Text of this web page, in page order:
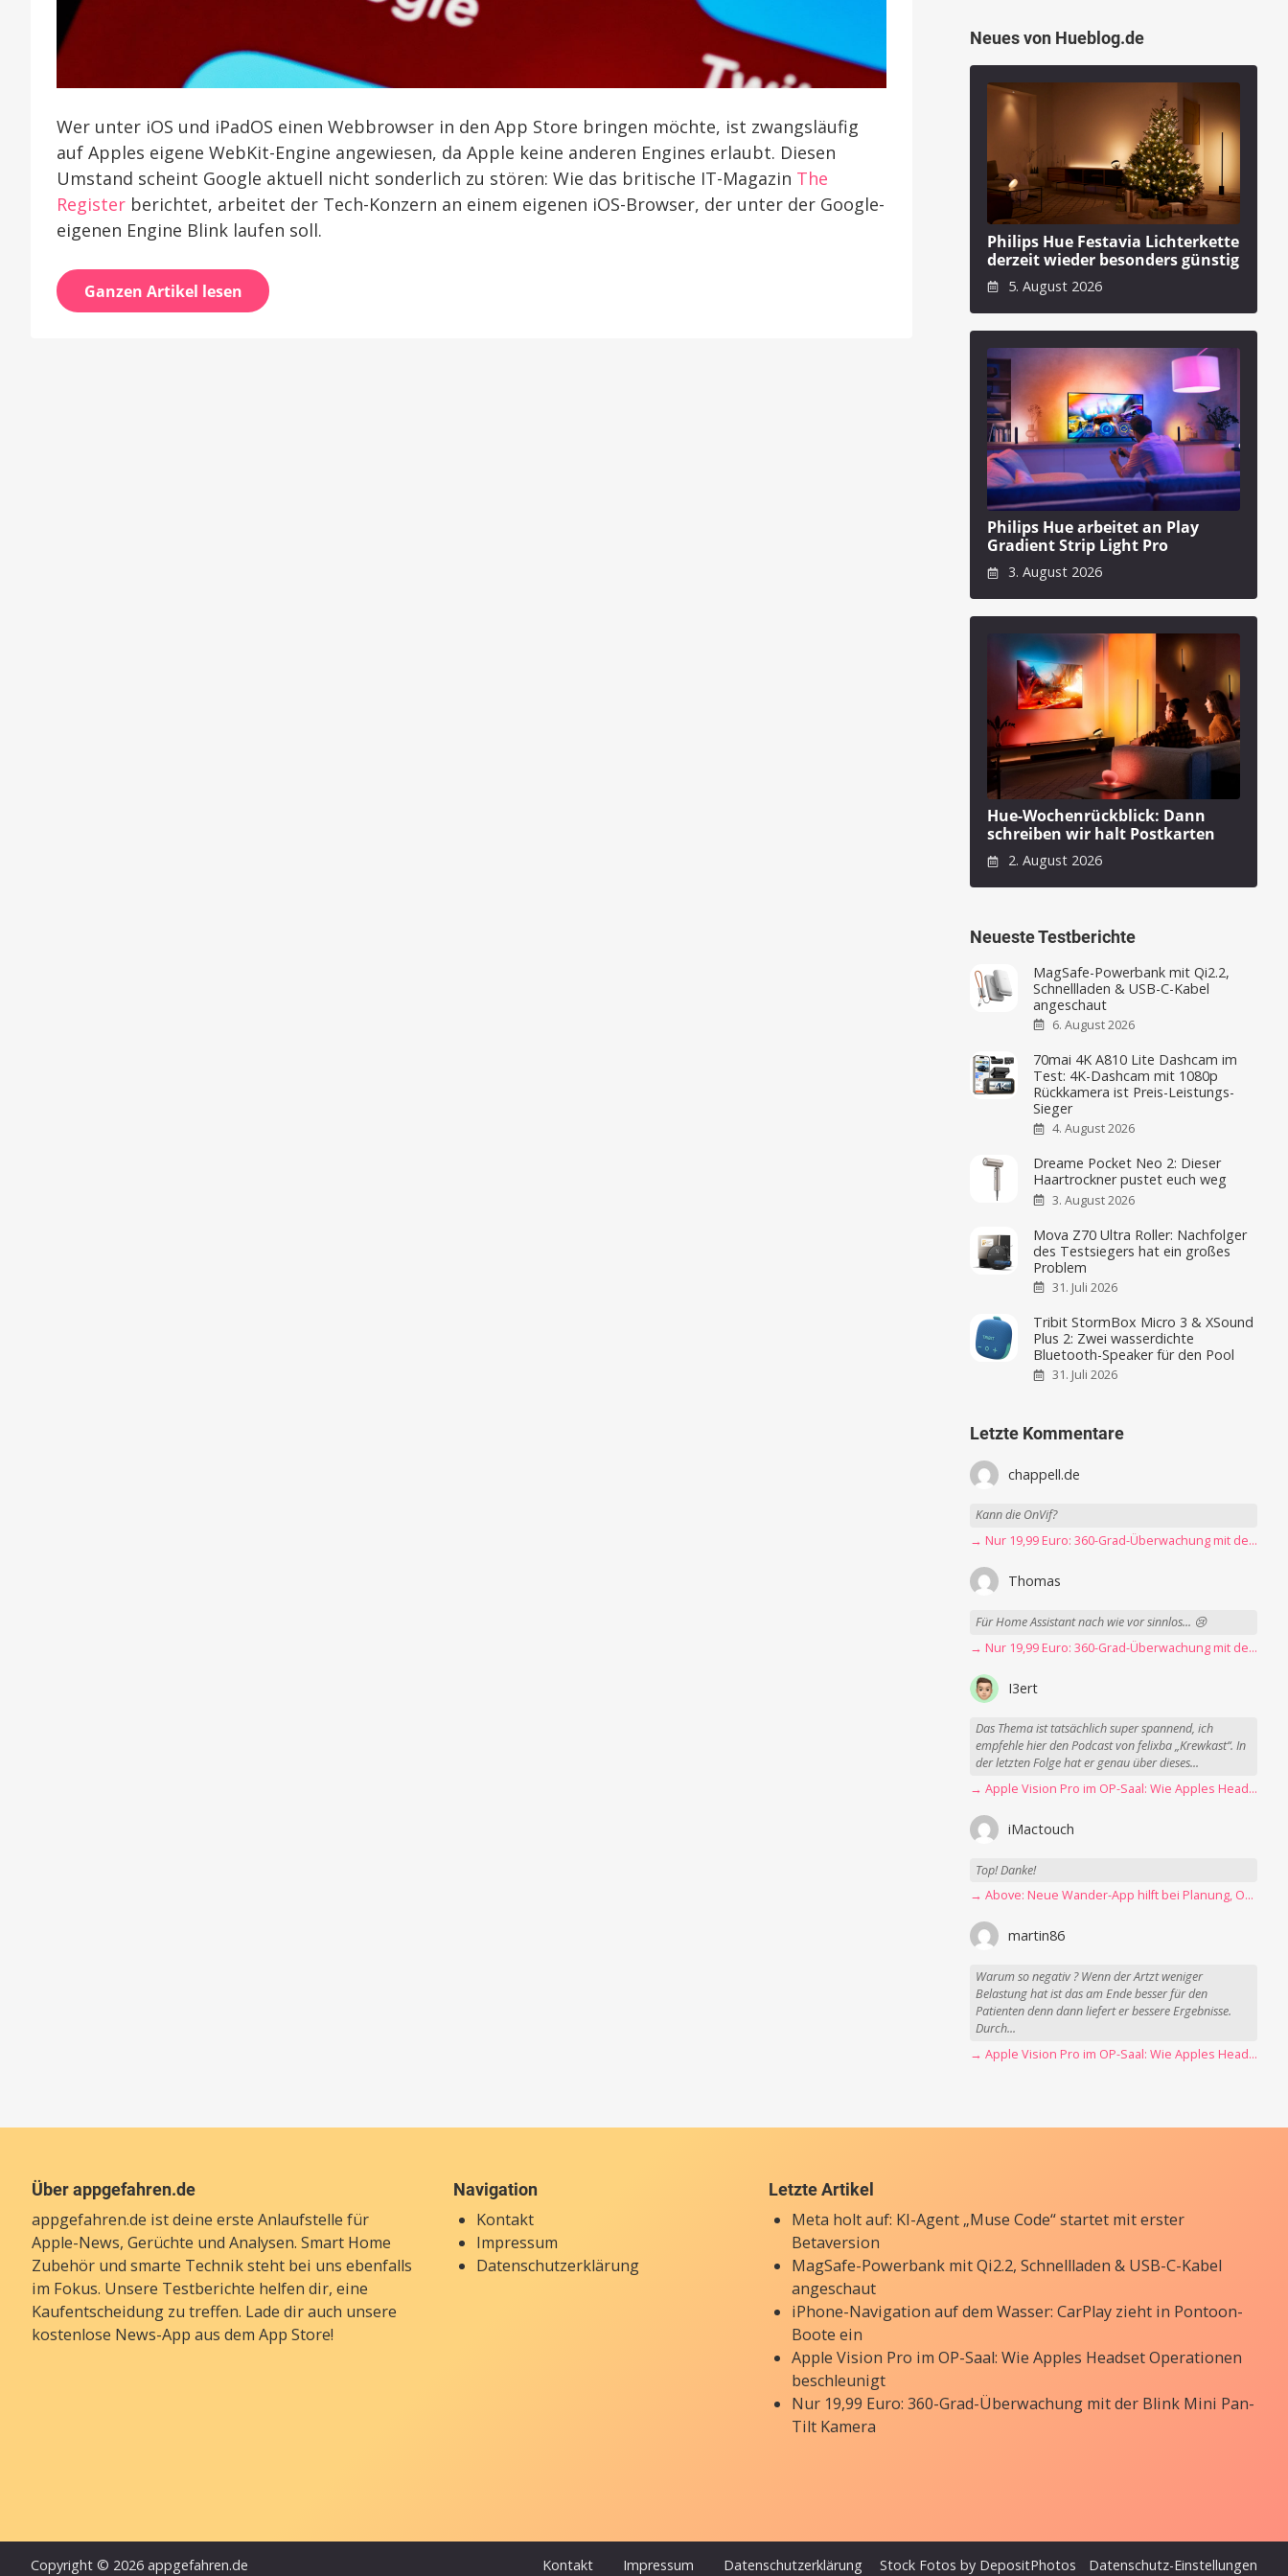
Wer unter iOS und iPadOS einen Webbrowser in den App Store bringen möchte, ist zwangsläufig
auf Apples eigene WebKit-Engine angewiesen, da Apple keine anderen Engines erlaubt. Diesen
Umstand scheint Google aktuell nicht sonderlich zu stören: Wie das britische IT-Magazin The
Register berichtet, arbeitet der Tech-Konzern an einem eigenen iOS-Browser, der unter der Google-
eigenen Engine Blink laufen soll.
Ganzen Artikel lesen
Neues von Hueblog.de
Philips Hue Festavia Lichterkette
derzeit wieder besonders günstig
5. August 2026
Philips Hue arbeitet an Play
Gradient Strip Light Pro
3. August 2026
Hue-Wochenrückblick: Dann
schreiben wir halt Postkarten
2. August 2026
Neueste Testberichte
MagSafe-Powerbank mit Qi2.2,
Schnellladen & USB-C-Kabel
angeschaut
6. August 2026
70mai 4K A810 Lite Dashcam im
Test: 4K-Dashcam mit 1080p
Rückkamera ist Preis-Leistungs-
Sieger
4. August 2026
Dreame Pocket Neo 2: Dieser
Haartrockner pustet euch weg
3. August 2026
Mova Z70 Ultra Roller: Nachfolger
des Testsiegers hat ein großes
Problem
31. Juli 2026
Tribit StormBox Micro 3 & XSound
Plus 2: Zwei wasserdichte
Bluetooth-Speaker für den Pool
31. Juli 2026
Letzte Kommentare
chappell.de
Kann die OnVif?
→ Nur 19,99 Euro: 360-Grad-Überwachung mit der Blink Mini Pan-Tilt Kamera
Thomas
Für Home Assistant nach wie vor sinnlos... 😢
→ Nur 19,99 Euro: 360-Grad-Überwachung mit der Blink Mini Pan-Tilt Kamera
I3ert
Das Thema ist tatsächlich super spannend, ich
empfehle hier den Podcast von felixba „Krewkast“. In
der letzten Folge hat er genau über dieses...
→ Apple Vision Pro im OP-Saal: Wie Apples Headset Operationen beschleunigt
iMactouch
Top! Danke!
→ Above: Neue Wander-App hilft bei Planung, Orientierung und Erinnerungen
martin86
Warum so negativ ? Wenn der Artzt weniger
Belastung hat ist das am Ende besser für den
Patienten denn dann liefert er bessere Ergebnisse.
Durch...
→ Apple Vision Pro im OP-Saal: Wie Apples Headset Operationen beschleunigt
Über appgefahren.de
appgefahren.de ist deine erste Anlaufstelle für
Apple-News, Gerüchte und Analysen. Smart Home
Zubehör und smarte Technik steht bei uns ebenfalls
im Fokus. Unsere Testberichte helfen dir, eine
Kaufentscheidung zu treffen. Lade dir auch unsere
kostenlose News-App aus dem App Store!
Navigation
Kontakt
Impressum
Datenschutzerklärung
Letzte Artikel
Meta holt auf: KI-Agent „Muse Code“ startet mit erster
Betaversion
MagSafe-Powerbank mit Qi2.2, Schnellladen & USB-C-Kabel
angeschaut
iPhone-Navigation auf dem Wasser: CarPlay zieht in Pontoon-
Boote ein
Apple Vision Pro im OP-Saal: Wie Apples Headset Operationen
beschleunigt
Nur 19,99 Euro: 360-Grad-Überwachung mit der Blink Mini Pan-
Tilt Kamera
Copyright © 2026 appgefahren.de Kontakt Impressum Datenschutzerklärung Stock Fotos by DepositPhotos Datenschutz-Einstellungen